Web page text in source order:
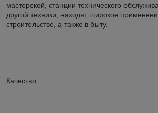
мастерской, станции технического
другой техники, находят широкое
строительстве, а также в быту.
Качество: